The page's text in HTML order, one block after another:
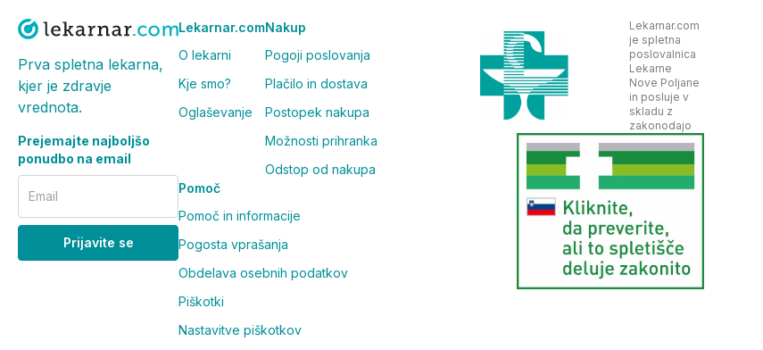
Prva spletna lekarna,
kjer je zdravje
vrednota.
Prejemajte najboljšo
ponudbo na email
Email
Prijavite se
Lekarnar.com
O lekarni
Kje smo?
Oglaševanje
Nakup
Pogoji poslovanja
Plačilo in dostava
Postopek nakupa
Možnosti prihranka
Odstop od nakupa
Pomoč
Pomoč in informacije
Pogosta vprašanja
Obdelava osebnih podatkov
Piškotki
Nastavitve piškotkov
Lekarnar.com
je spletna
poslovalnica
Lekarne
Nove Poljane
in posluje v
skladu z
zakonodajo